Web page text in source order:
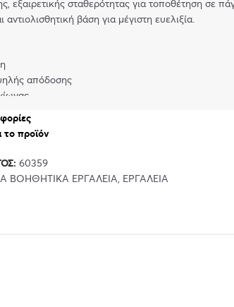
εξαιρετικής σταθερότητας για τοποθέτηση σε
βάση για μέγιστη ευελιξία.
απόδοσης
plug (Type C, CEE 7/16), DC plug 5.5 x 2.1 mm
(1.75x)
το προϊόν
60359
ΒΟΗΘΗΤΙΚΆ ΕΡΓΑΛΕΊΑ ΕΡΓΑΛΕΊΑ